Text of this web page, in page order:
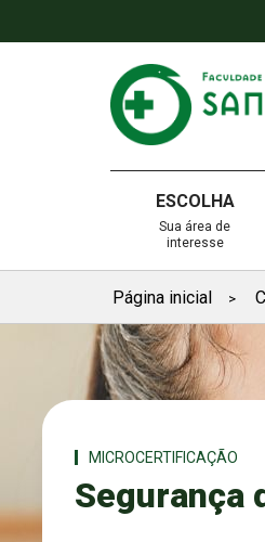
ESCOLHA
Sua área de
interesse
Página inicial >
MICROCERTIFICAÇÃO
Segurança